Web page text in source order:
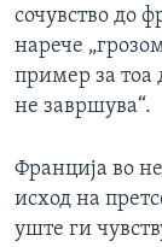
сочувство до
нарече
пример за тоа
не завршува“.
Франција во
исход на
уште ги